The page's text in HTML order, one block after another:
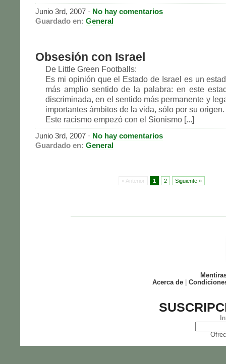
Junio 3rd, 2007 · No hay comentarios
Guardado en: General
Obsesión con Israel
De Little Green Footballs:
Es mi opinión que el Estado de Israel es un
más amplio sentido de la palabra: en este
discriminada, en el sentido más permanente y
importantes ámbitos de la vida, sólo por su origen.
Este racismo empezó con el Sionismo [...]
Junio 3rd, 2007 · No hay comentarios
Guardado en: General
« Anterior 1 2 Siguiente »
Acerca de